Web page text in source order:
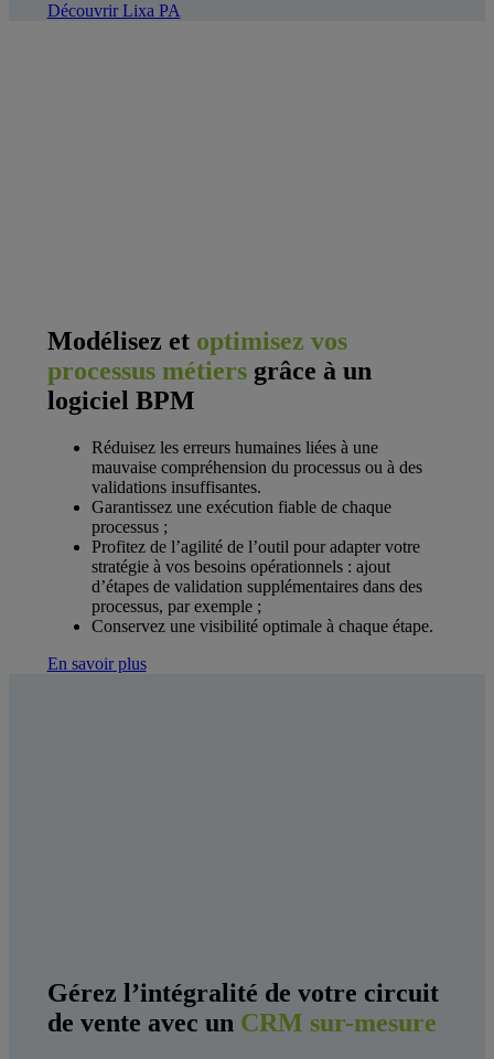
Découvrir Lixa PA
Modélisez et optimisez vos
processus métiersgrâce à un
logiciel BPM
Réduisez les erreurs humaines liées à une
mauvaise compréhension du processus ou à des
validations insuffisantes.
Garantissez une exécution fiable de chaque
processus ;
Profitez de l’agilité de l’outil pour adapter votre
stratégie à vos besoins opérationnels : ajout
d’étapes de validation supplémentaires dans des
processus, par exemple ;
Conservez une visibilité optimale à chaque étape.
En savoir plus
Gérez l’intégralité de votre circuit
de vente avec un CRM sur-mesure